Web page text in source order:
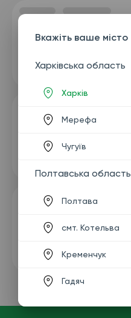
Вкажіть ваше місто
Харківська область
Харків
Мерефа
Чугуїв
Полтавська область
Полтава
смт. Котельва
Кременчук
Гадяч